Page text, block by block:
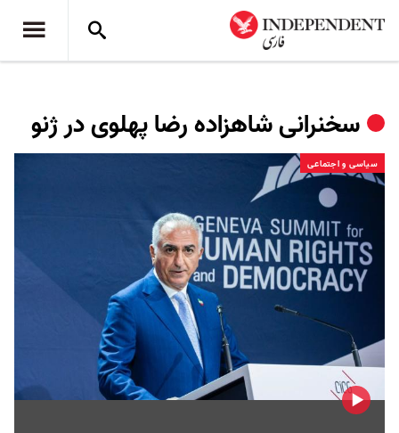
سخنرانی شاهزاده رضا پهلوی در ژنو
سیاسی و اجتماعی